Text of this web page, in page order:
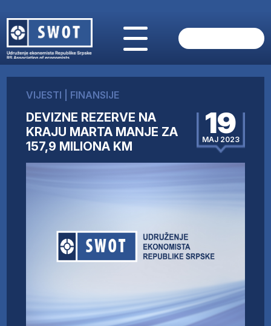
O NAMA
AKTUELNO
ANALIZE
KOMPANIJE
FINANSIJE
UČLANI SE
VIJESTI FINANSIJE
DEVIZNE REZERVE NA
KRAJU MARTA MANJE ZA
157,9 MILIONA KM
19
MAJ 2023